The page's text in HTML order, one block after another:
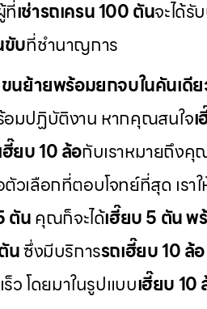
ที่เช่ารถเครน 100 ตันจะได้
บที่ชำนาญการ
นย้ายพร้อมยกจบในคันเดี
อมปฏิบัติงาน หากคุณสนใจ
ฮี๊ยบ 10 ล้อกับเราหมายถึงคุ
วเลือกที่ตอบโจทย์ที่สุด เรา
ตันคุณก็จะได้เฮี๊ยบ 5 ตัน
นซึ่งมีบริการรถเฮี๊ยบ 10 ล้
ว โดยมาในรูปแบบเฮี๊ยบ